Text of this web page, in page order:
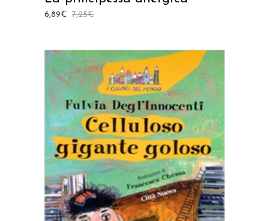
7,25€
6,89€
AGGIUNGI AL CARRELLO